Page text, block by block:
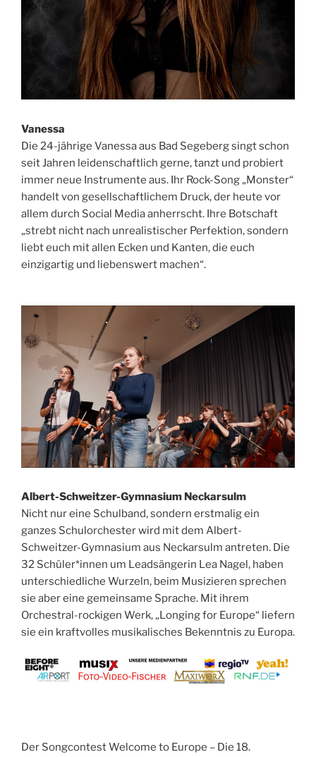
Vanessa
Die 24-jährige Vanessa aus Bad Segeberg singt schon
seit Jahren leidenschaftlich gerne, tanzt und probiert
immer neue Instrumente aus. Ihr Rock-Song „Monster“
handelt von gesellschaftlichem Druck, der heute vor
allem durch Social Media anherrscht. Ihre Botschaft
„strebt nicht nach unrealistischer Perfektion, sondern
liebt euch mit allen Ecken und Kanten, die euch
einzigartig und liebenswert machen“.
Albert-Schweitzer-Gymnasium Neckarsulm
Nicht nur eine Schulband, sondern erstmalig ein
ganzes Schulorchester wird mit dem Albert-
Schweitzer-Gymnasium aus Neckarsulm antreten. Die
32 Schüler*innen um Leadsängerin Lea Nagel, haben
unterschiedliche Wurzeln, beim Musizieren sprechen
sie aber eine gemeinsame Sprache. Mit ihrem
Orchestral-rockigen Werk, „Longing for Europe“ liefern
sie ein kraftvolles musikalisches Bekenntnis zu Europa.
Der Songcontest Welcome to Europe – Die 18.